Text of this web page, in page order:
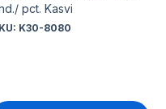
pct. Kasvi
K30-8080